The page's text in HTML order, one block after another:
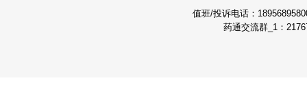
值班/投诉电话：
药通交流群_1：